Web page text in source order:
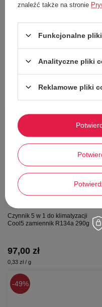
uniwersalny
Czynnik 5 w 1 do klimatyzacji
Cool5 zamiennik R134a 290g
97,00 zł
0,33 zł / g
49%
znaleźć także na stronie
Funkcjonalne
Analityczne pliki
Reklamowe pliki